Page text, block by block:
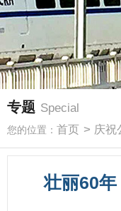
专题 Special
您的位置： 首页 > 庆祝
壮丽60